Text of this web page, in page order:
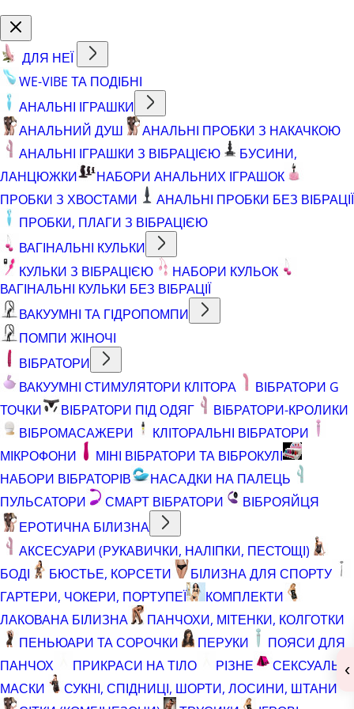
ДЛЯ НЕЇ
WE-VIBE ТА ПОДІБНІ
АНАЛЬНІ ІГРАШКИ
АНАЛЬНИЙ ДУШ
АНАЛЬНІ ПРОБКИ З НАКАЧКОЮ
АНАЛЬНІ ІГРАШКИ З ВІБРАЦІЄЮ
БУСИНИ,
ЛАНЦЮЖКИ
НАБОРИ АНАЛЬНИХ ІГРАШОК
ПРОБКИ З ХВОСТАМИ
АНАЛЬНІ ПРОБКИ БЕЗ ВІБРАЦІЇ
ПРОБКИ, ПЛАГИ З ВІБРАЦІЄЮ
ВАГІНАЛЬНІ КУЛЬКИ
КУЛЬКИ З ВІБРАЦІЄЮ
НАБОРИ КУЛЬОК
ВАГІНАЛЬНІ КУЛЬКИ БЕЗ ВІБРАЦІЇ
ВАКУУМНІ ТА ГІДРОПОМПИ
ПОМПИ ЖІНОЧІ
ВІБРАТОРИ
ВАКУУМНІ СТИМУЛЯТОРИ КЛІТОРА
ВІБРАТОРИ G
ТОЧКИ
ВІБРАТОРИ ПІД ОДЯГ
ВІБРАТОРИ-КРОЛИКИ
ВІБРОМАСАЖЕРИ
КЛІТОРАЛЬНІ ВІБРАТОРИ
МІКРОФОНИ
МІНІ ВІБРАТОРИ ТА ВІБРОКУЛІ
НАБОРИ ВІБРАТОРІВ
НАСАДКИ НА ПАЛЕЦЬ
ПУЛЬСАТОРИ
СМАРТ ВІБРАТОРИ
ВІБРОЯЙЦЯ
ЕРОТИЧНА БІЛИЗНА
АКСЕСУАРИ (РУКАВИЧКИ, НАЛІПКИ, ПЕСТОЩІ)
БОДІ
БЮСТЬЕ, КОРСЕТИ
БІЛИЗНА ДЛЯ СПОРТУ
ГАРТЕРИ, ЧОКЕРИ, ПОРТУПЕЇ
КОМПЛЕКТИ
ЛАКОВАНА БІЛИЗНА
ПАНЧОХИ, МІТЕНКИ, КОЛГОТКИ
ПЕНЬЮАРИ ТА СОРОЧКИ
ПЕРУКИ
ПОЯСИ ДЛЯ
ПАНЧОХ
ПРИКРАСИ НА ТІЛО РІЗНЕ
СЕКСУАЛЬНІ
МАСКИ
СУКНІ, СПІДНИЦІ, ШОРТИ, ЛОСИНИ, ШТАНИ
‹